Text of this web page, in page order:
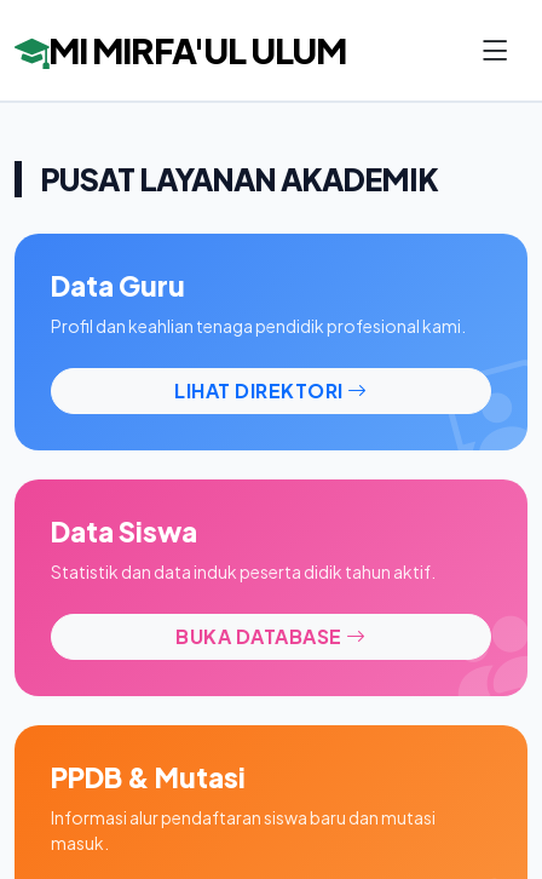
MI MIRFA'UL ULUM
PUSAT LAYANAN AKADEMIK
Data Guru
Profil dan keahlian tenaga pendidik profesional kami.
LIHAT DIREKTORI
Data Siswa
Statistik dan data induk peserta didik tahun aktif.
BUKA DATABASE
PPDB & Mutasi
Informasi alur pendaftaran siswa baru dan mutasi
masuk.